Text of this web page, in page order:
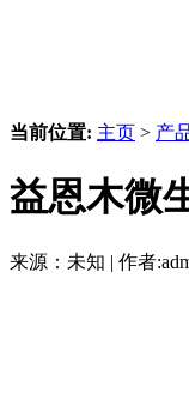
当前位置: 主页 > 产
益恩木微
来源：未知 | 作者